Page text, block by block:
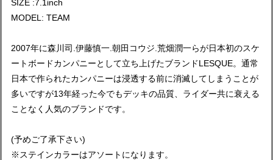
SIZE :7.1inch
MODEL: TEAM
2007年に森川司.伊藤慎一.朝田コウジ.荒畑潤一らが日本初のスケ
ートボードカンパニーとして立ち上げたブランドLESQUE。通常
日本で作られたカンパニーは浸透する前に消滅してしまうことが
多いですが13年経った今でもデッキの品質、ライダー共に衰える
ことなく人気のブランドです。
(予めご了承下さい)
※ステインカラーはアソートになります。